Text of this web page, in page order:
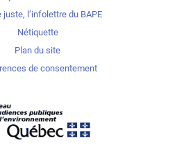
juste, l’infolettre du BAPE
Nétiquette
Plan du site
de consentement